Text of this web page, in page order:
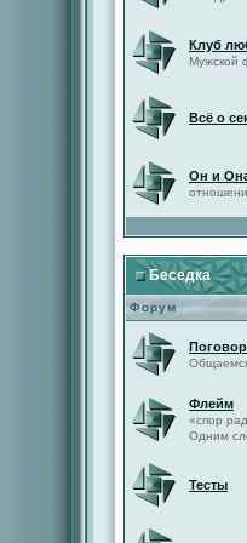
Клуб
Мужской
Всё о
Он и
Беседка
Форум
Флейм
«спор
Одним
Тесты